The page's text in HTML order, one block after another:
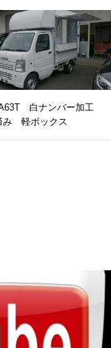
白ナンバー加工
み 軽ボックス